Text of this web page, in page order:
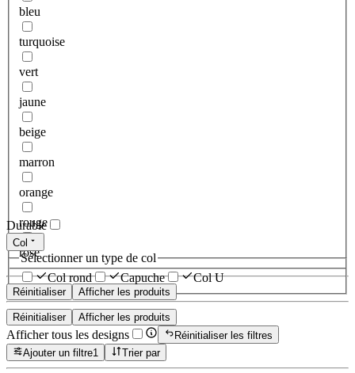
bleu
turquoise
vert
jaune
beige
marron
orange
rouge
rose
Réinitialiser Afficher les produits
Durable
Col
Sélectionner un type de col
Col rond
Capuche Col U
Réinitialiser Afficher les produits
Afficher tous les designs
Réinitialiser les filtres
Ajouter un filtre1 Trier par